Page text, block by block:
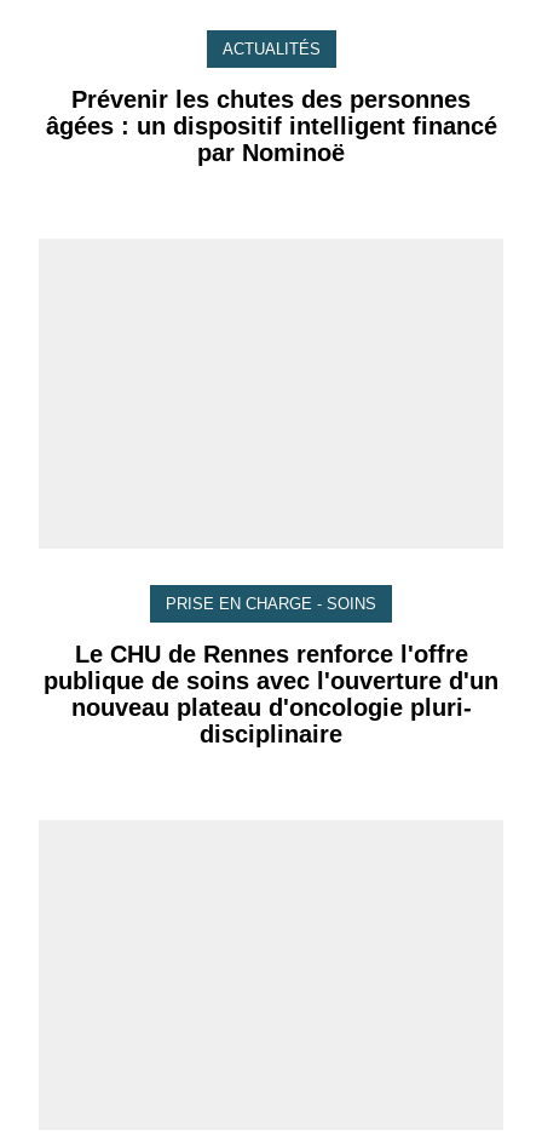
ACTUALITÉS
Prévenir les chutes des personnes
âgées : un dispositif intelligent financé
par Nominoë
PRISE EN CHARGE - SOINS
Le CHU de Rennes renforce l'offre
publique de soins avec l'ouverture d'un
nouveau plateau d'oncologie pluri-
disciplinaire